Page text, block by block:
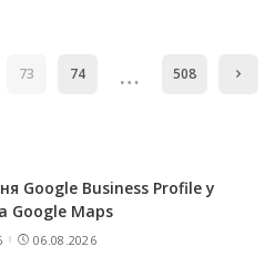
73 74 … 508
Google Business Profile у
Google Maps
06.08.2026